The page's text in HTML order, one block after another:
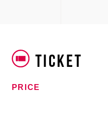
TICKET
PRICE